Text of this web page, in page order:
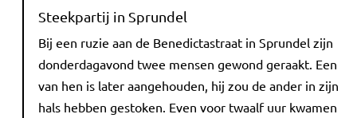
Steekpartij in Sprundel
Bij een ruzie aan de Benedictastraat in Sprundel zijn
donderdagavond twee mensen gewond geraakt. Een
van hen is later aangehouden, hij zou de ander in zijn
hals hebben gestoken. Even voor twaalf uur kwamen